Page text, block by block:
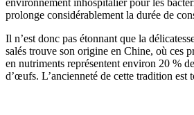
environnement inhospitalier pour les
prolonge considérablement la durée de
Il n’est donc pas étonnant que la
salés trouve son origine en Chine, où ces
en nutriments représentent environ 20 %
d’œufs. L’ancienneté de cette tradition est